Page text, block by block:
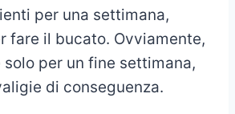
per una settimana,
fare il bucato. Ovviamente,
per un fine settimana,
di conseguenza.